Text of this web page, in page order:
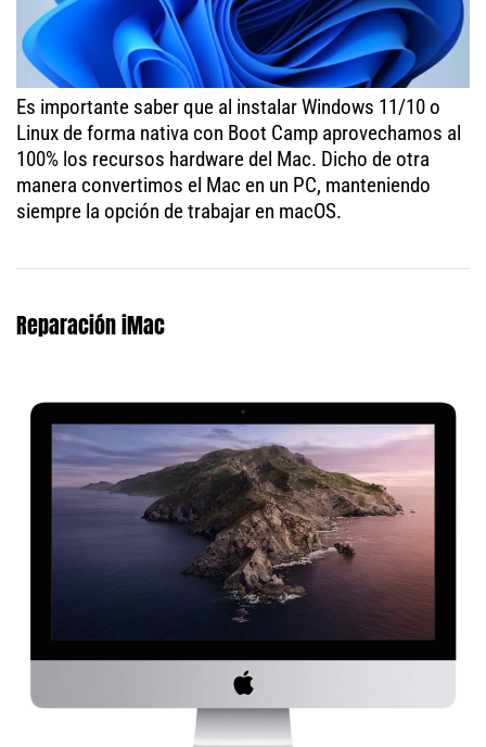
Es importante saber que al instalar Windows 11/10 o
Linux de forma nativa con Boot Camp aprovechamos al
100% los recursos hardware del Mac. Dicho de otra
manera convertimos el Mac en un PC, manteniendo
siempre la opción de trabajar en macOS.
Reparación iMac